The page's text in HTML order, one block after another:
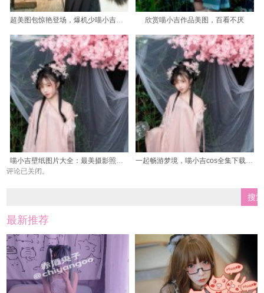
欣赏喵小吉作品美图，百看不厌
评论已关闭。
最新推荐